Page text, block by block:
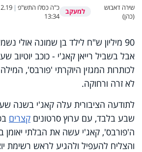
שירה דאבוש
(כהן)
למעקב כ"ה כסלו התש"פ |
13:34
90 מיליון ש"ח לילד בן שמונה אולי
אבל בשביל רייאן קאג'י - כוכב יוטיוב
לכותרות המגזין היוקרתי 'פורבס',
לא זרה ורחוקה.
לתודעה הציבורית עלה קאג'י בשנה
שבע בלבד, עם ערוץ סרטונים קצרים
ה'פורבס', קאג'י עשה את הבלתי
והצליח להעפיל ולהגיע לראש רשימת